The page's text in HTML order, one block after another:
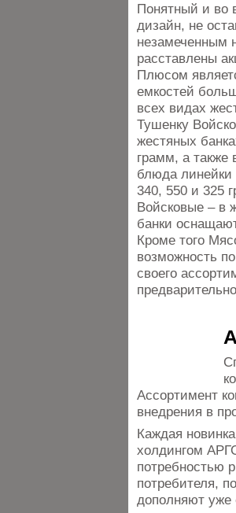
Понятный и во
дизайн, не
незамеченным
расставлены
Плюсом
емкостей
всех видах
Тушенку
жестяных
грамм, а также
блюда линейки
340, 550 и 325
Войсковые – в
банки
Кроме того
возможность
своего
Ассортимент
внедрения в
Каждая
холдингом
потребностью
потребителя,
дополняют